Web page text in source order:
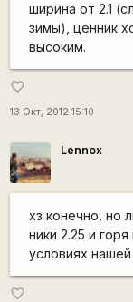
ширина от 2.1
зимы), ценник
высоким.
favorite_border
13 Окт, 2012 15:10
Lennox
хз конечно, но
ники 2.25 и
условиях
favorite_border